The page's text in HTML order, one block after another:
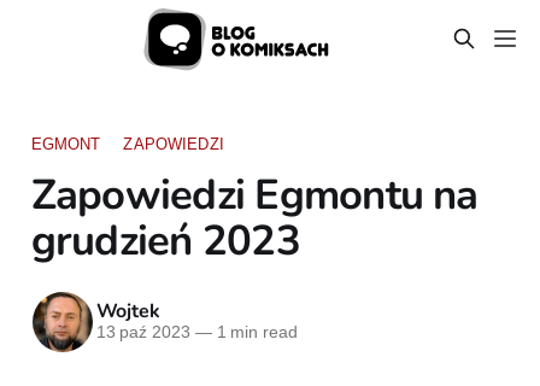
EGMONT ZAPOWIEDZI
Zapowiedzi Egmontu na
grudzień 2023
Wojtek
13 paź 2023 —1 min read